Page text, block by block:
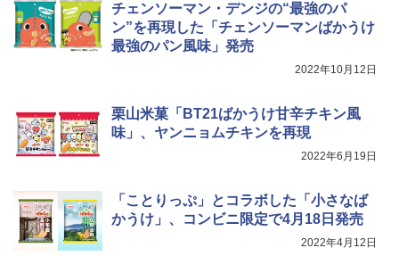
5
カップヌードル レギュラー 日清食品 カ
ップ麺 78g×20個
￥34,546
AX-XJ1-B ブラック 30L 2段調理 コンベ
クション トースト機能
チェンソーマン・デンジの“最強のパ
ン”を再現した「チェンソーマンばかうけ
最強のパン風味」発売
2022年10月12日
栗山米菓「BT21ばかうけ甘辛チキン風
味」、ヤンニョムチキンを再現
2022年6月19日
「ことりっぷ」とコラボした「小さなば
かうけ」、コンビニ限定で4月18日発売
2022年4月12日